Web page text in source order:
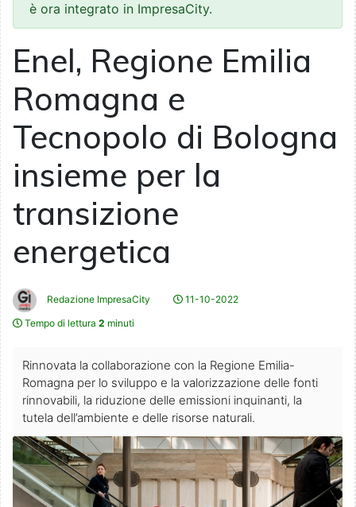
è ora integrato in ImpresaCity.
Enel, Regione Emilia
Romagna e
Tecnopolo di Bologna
insieme per la
transizione
energetica
Redazione ImpresaCity
11-10-2022
Tempo di lettura 2 minuti
Rinnovata la collaborazione con la Regione Emilia-
Romagna per lo sviluppo e la valorizzazione delle fonti
rinnovabili, la riduzione delle emissioni inquinanti, la
tutela dell’ambiente e delle risorse naturali.